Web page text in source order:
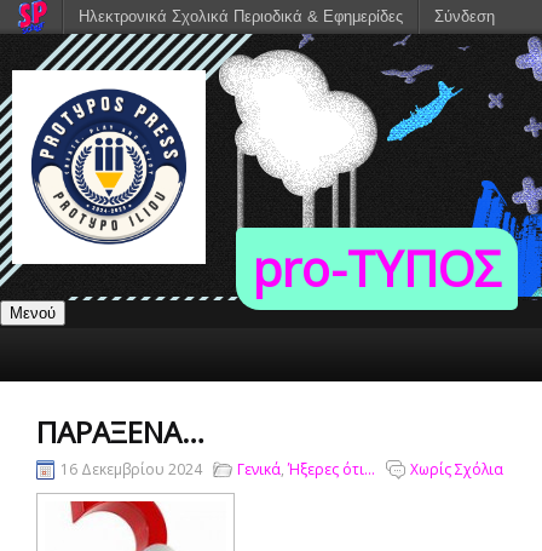
pro-TΥΠΟΣ
Μενού
ΠΑΡΆΞΕΝΑ…
16 Δεκεμβρίου 2024 Γενικά,Ήξερες ότι... Χωρίς Σχόλια
Ηλεκτρονικά Σχολικά Περιοδικά & Εφημερίδες Σύνδεση